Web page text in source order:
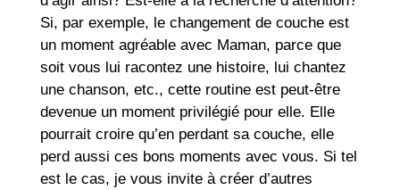
Si, par exemple, le changement de couche est
un moment agréable avec Maman, parce que
soit vous lui racontez une histoire, lui chantez
une chanson, etc., cette routine est peut-être
devenue un moment privilégié pour elle. Elle
pourrait croire qu’en perdant sa couche, elle
perd aussi ces bons moments avec vous. Si tel
est le cas, je vous invite à créer d’autres